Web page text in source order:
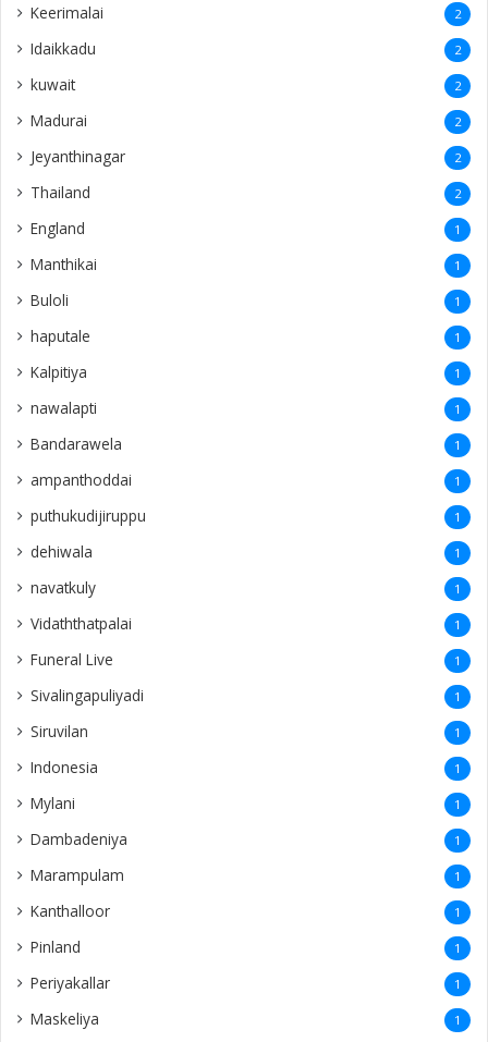
Keerimalai 2
Idaikkadu 2
kuwait 2
Madurai 2
Jeyanthinagar 2
Thailand 2
England 1
Manthikai 1
Buloli 1
haputale 1
Kalpitiya 1
nawalapti 1
Bandarawela 1
ampanthoddai 1
puthukudijiruppu 1
dehiwala 1
navatkuly 1
Vidaththatpalai 1
Funeral Live 1
Sivalingapuliyadi 1
Siruvilan 1
Indonesia 1
Mylani 1
Dambadeniya 1
Marampulam 1
Kanthalloor 1
Pinland 1
Periyakallar 1
Maskeliya 1